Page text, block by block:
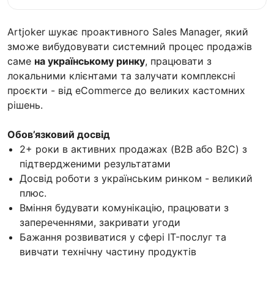
Artjoker шукає проактивного Sales Manager, який
зможе вибудовувати системний процес продажів
саме на українському ринку, працювати з
локальними клієнтами та залучати комплексні
проєкти - від eCommerce до великих кастомних
рішень.
Обов’язковий досвід
2+ роки в активних продажах (B2B або B2C) з
підтвердженими результатами
Досвід роботи з українським ринком - великий
плюс.
Вміння будувати комунікацію, працювати з
запереченнями, закривати угоди
Бажання розвиватися у сфері IT-послуг та
вивчати технічну частину продуктів